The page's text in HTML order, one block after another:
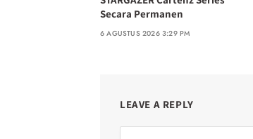
Secara Permanen
6 AGUSTUS 2026 3:29 PM
LEAVE A REPLY